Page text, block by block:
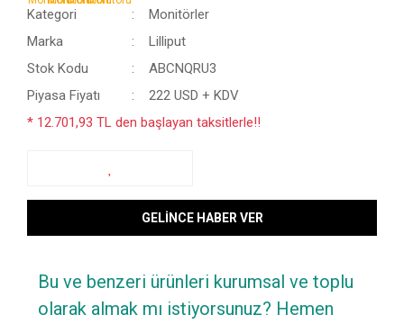
Kategori
Monitörler
Marka
Lilliput
Stok Kodu
ABCNQRU3
Piyasa Fiyatı
222 USD + KDV
* 12.701,93 TL den başlayan taksitlerle!!
GELİNCE HABER VER
Bu ve benzeri ürünleri kurumsal ve toplu
olarak almak mı istiyorsunuz? Hemen